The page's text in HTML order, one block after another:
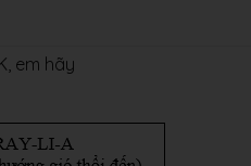
em hãy